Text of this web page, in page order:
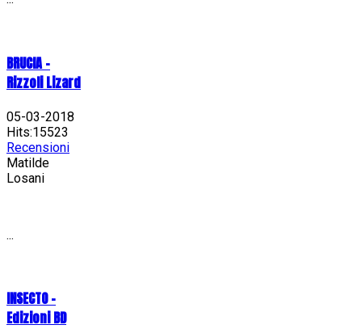
BRUCIA -
Rizzoli Lizard
05-03-2018
Hits:15523
Recensioni
Matilde
Losani
...
INSECTO -
Edizioni BD